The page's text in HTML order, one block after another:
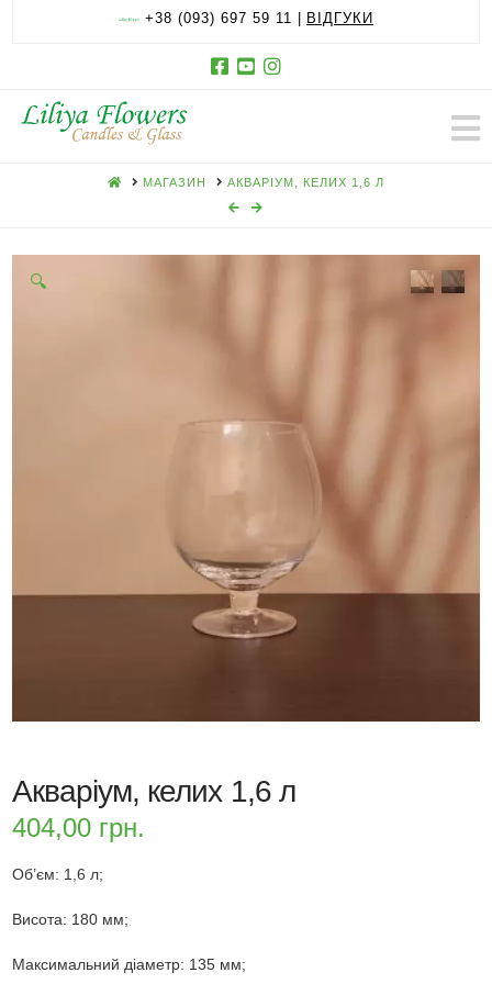
+38 (093) 697 59 11 | ВІДГУКИ
HOMEМАГАЗИН АКВАРІУМ, КЕЛИХ 1,6 Л
🔍
Акваріум, келих 1,6 л
404,00 грн.
Об’єм: 1,6 л;
Висота: 180 мм;
Максимальний діаметр: 135 мм;